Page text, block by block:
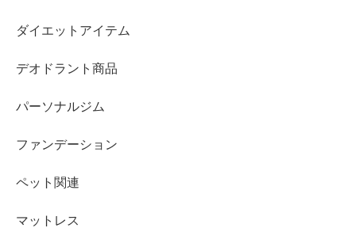
ダイエットアイテム
デオドラント商品
パーソナルジム
ファンデーション
ペット関連
マットレス